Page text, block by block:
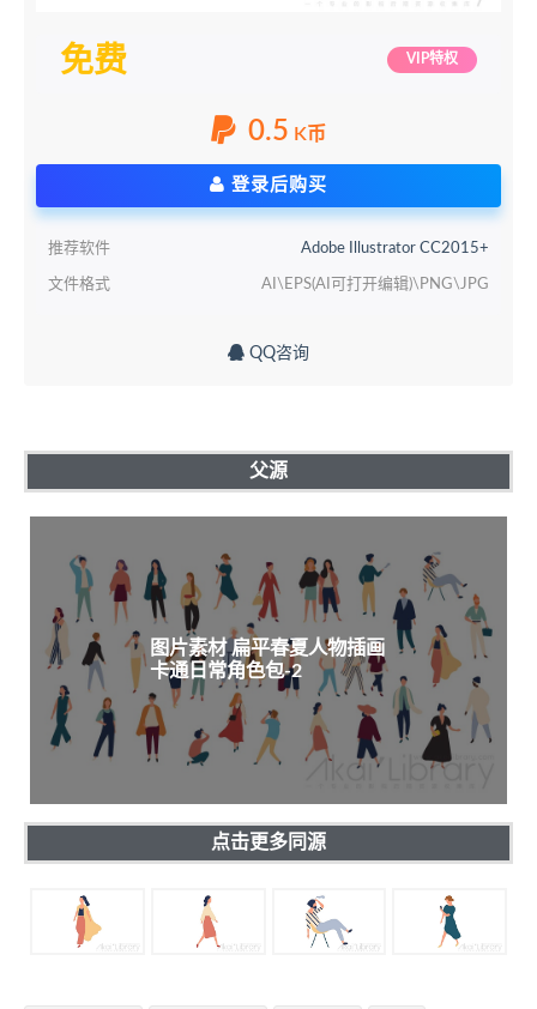
免费 VIP特权
0.5 K币
登录后购买
推荐软件 Adobe Illustrator CC2015+
文件格式 AI\EPS(AI可打开编辑)\PNG\JPG
QQ咨询
父源
图片素材 扁平春夏人物插画
卡通日常角色包-2
点击更多同源